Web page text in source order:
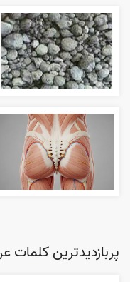
پربازدیدترین کلمات